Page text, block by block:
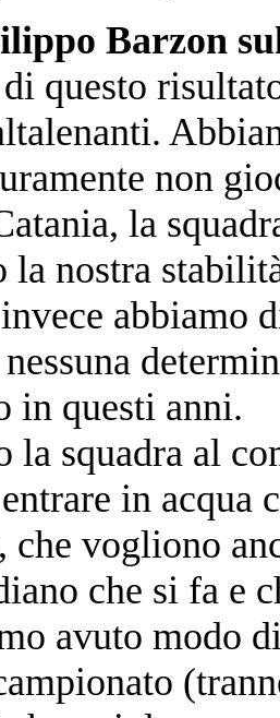
Barzon
questo
non
la
la nostra
abbiamo
in questi anni.
la squadra al
in
che vogliono
che si fa e
avuto modo